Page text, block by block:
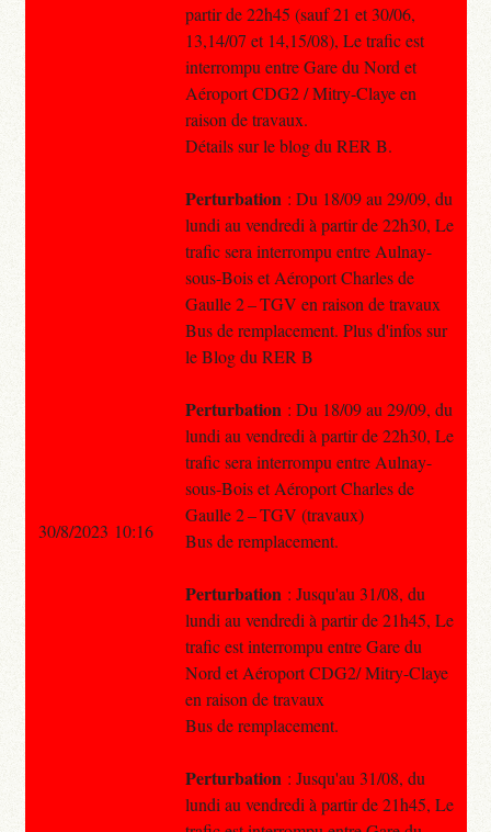
partir de 22h45 (sauf 21 et 30/06,
13,14/07 et 14,15/08), Le trafic est
interrompu entre Gare du Nord et
Aéroport CDG2 / Mitry-Claye en
raison de travaux.
Détails sur le blog du RER B.
Perturbation : Du 18/09 au 29/09, du
lundi au vendredi à partir de 22h30, Le
trafic sera interrompu entre Aulnay-
sous-Bois et Aéroport Charles de
Gaulle 2 – TGV en raison de travaux
Bus de remplacement. Plus d'infos sur
le Blog du RER B
Perturbation : Du 18/09 au 29/09, du
lundi au vendredi à partir de 22h30, Le
trafic sera interrompu entre Aulnay-
sous-Bois et Aéroport Charles de
Gaulle 2 – TGV (travaux)
Bus de remplacement.
Perturbation : Jusqu'au 31/08, du
lundi au vendredi à partir de 21h45, Le
trafic est interrompu entre Gare du
Nord et Aéroport CDG2/ Mitry-Claye
en raison de travaux
Bus de remplacement.
Perturbation : Jusqu'au 31/08, du
lundi au vendredi à partir de 21h45, Le
30/8/2023 10:16